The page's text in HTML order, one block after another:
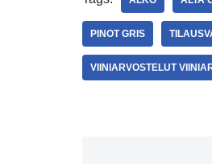
PINOT GRIS
VIINIARVOSTELUT